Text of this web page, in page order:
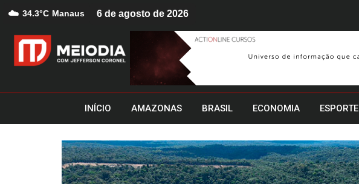
☁️ 34.3°C Manaus 6 de agosto de 2026
INÍCIO AMAZONAS BRASIL ECONOMIA ESPORTE